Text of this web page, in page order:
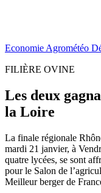
Economie Agrométéo
FILIÈRE OVINE
Les deux
la Loire
La finale régionale
mardi 21 janvier, à
quatre lycées, se sont
pour le Salon de
Meilleur berger de